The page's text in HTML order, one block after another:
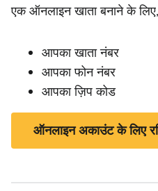
एक ऑनलाइन खाता बनाने के
आपका खाता नंबर
आपका फोन नंबर
आपका ज़िप कोड
ऑनलाइन अकाउंट के लिए